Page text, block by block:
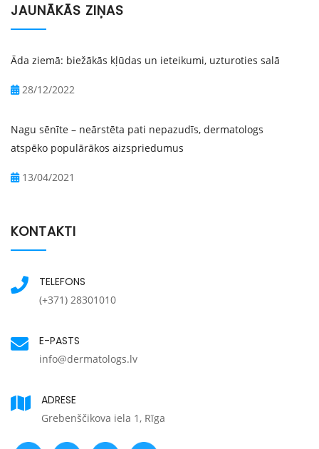
JAUNĀKĀS ZIŅAS
Āda ziemā: biežākās kļūdas un ieteikumi, uzturoties salā
28/12/2022
Nagu sēnīte – neārstēta pati nepazudīs, dermatologs
atspēko populārākos aizspriedumus
13/04/2021
KONTAKTI
TELEFONS
(+371) 28301010
E-PASTS
info@dermatologs.lv
ADRESE
Grebenščikova iela 1, Rīga